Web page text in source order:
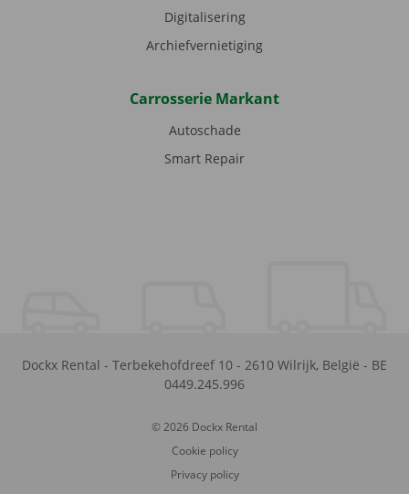
Digitalisering
Archiefvernietiging
Carrosserie Markant
Autoschade
Smart Repair
Dockx Rental - Terbekehofdreef 10 - 2610 Wilrijk, België - BE
0449.245.996
© 2026 Dockx Rental
Cookie policy
Privacy policy